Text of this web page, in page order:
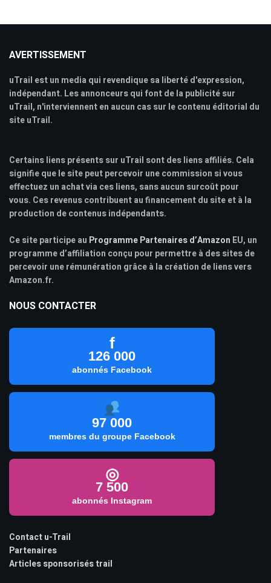
AVERTISSEMENT
uTrail est un media qui revendique sa liberté d'expression,
indépendant. Les annonceurs qui font de la publicité sur
uTrail, n'interviennent en aucun cas sur le contenu éditorial du
site uTrail.
Certains liens présents sur uTrail sont des liens affiliés. Cela
signifie que le site peut percevoir une commission si vous
effectuez un achat via ces liens, sans aucun surcoût pour
vous. Ces revenus contribuent au financement du site et à la
production de contenus indépendants.
Ce site participe au Programme Partenaires d’Amazon EU, un
programme d’affiliation conçu pour permettre à des sites de
percevoir une rémunération grâce à la création de liens vers
Amazon.fr.
NOUS CONTACTER
f
126 000
abonnés Facebook
97 000
membres du groupe Facebook
◎
7 500
abonnés Instagram
Contact u-Trail
Partenaires
Articles sponsorisés trail